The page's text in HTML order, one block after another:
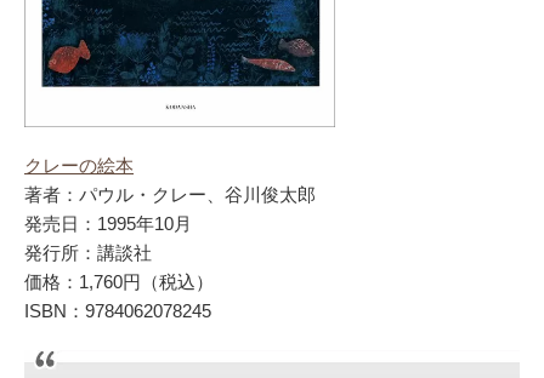
クレーの絵本
著者：パウル・クレー、谷川俊太郎
発売日：1995年10月
発行所：講談社
価格：1,760円（税込）
ISBN：9784062078245